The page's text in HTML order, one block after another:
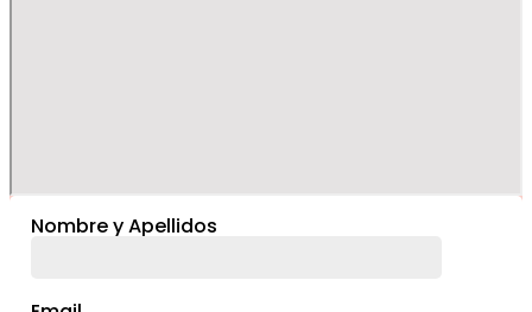
Nombre y Apellidos